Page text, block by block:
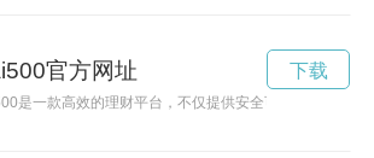
官方网址
是一款高效的理财平台，不仅提供安全可靠的投资，还
下载